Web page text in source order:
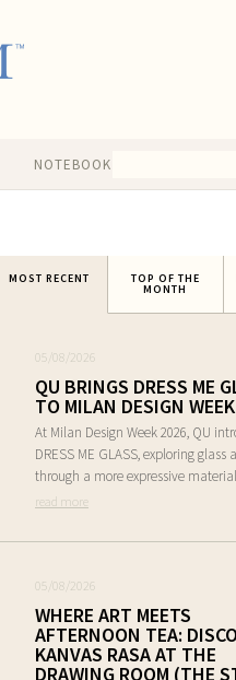
NOTEBOOK
MOST RECENT TOP OF THE
MONTH
05/08/2026
QU BRINGS DRESS ME
TO MILAN DESIGN
At Milan Design Week 2026, QU
DRESS ME GLASS, exploring glass
through a more expressive
read more
05/08/2026
WHERE ART MEETS
AFTERNOON TEA:
KANVAS RASA AT THE
DRAWING ROOM (THE